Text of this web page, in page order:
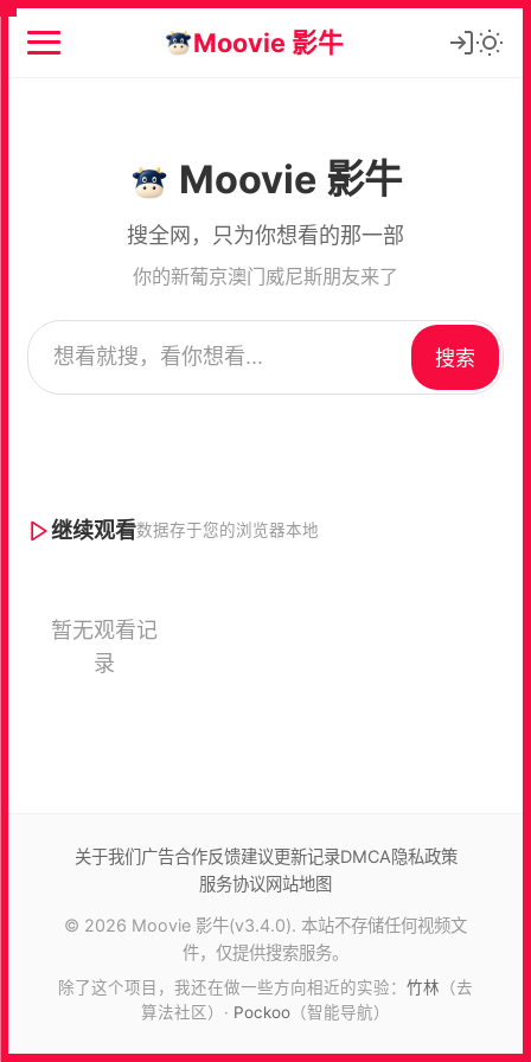
Moovie 影牛
Moovie 影牛
搜全网，只为你想看的那一部
你的新葡京澳门威尼斯朋友来了
搜索
继续观看数据存于您的浏览器本地
暂无观看记
录
关于我们广告合作反馈建议更新记录DMCA隐私政策
服务协议网站地图
© 2026 Moovie 影牛(v3.4.0). 本站不存储任何视频文
件，仅提供搜索服务。
除了这个项目，我还在做一些方向相近的实验： 竹林 （去
算法社区）· Pockoo （智能导航）